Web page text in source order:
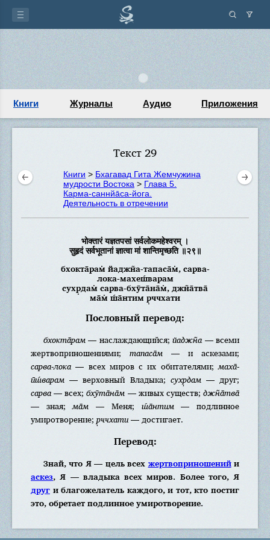
Книги Журналы Аудио Приложения
Текст 29
Книги > Бхагавад Гита Жемчужина
мудрости Востока > Глава 5.
Карма-саннйа̄са-йога.
Деятельность в отречении
भोक्तारं यज्ञतपसां सर्वलोकमहेश्वरम् ।
सुहृदं सर्वभूतानां ज्ञात्वा मां शान्तिमृच्छति ॥२९॥
бхокта̄рам̇ йаджн̃а-тапаса̄м̇, сарва-
лока-махеш́варам
сухр̣дам̇ сарва-бхӯта̄на̄м̇, джн̃а̄тва̄
ма̄м̇ ш́а̄нтим р̣ччхати
Пословный перевод:
бхокта̄рам— наслаждающийся;йаджн̃а— всеми
жертвоприношениями; тапаса̄м — и аскезами;
сарва-лока— всех миров с их обитателями;маха̄-
ӣш́варам — верховный Владыка; сухр̣дам— друг;
сарва— всех;бхӯта̄на̄м — живых существ;джн̃а̄тва̄
— зная;ма̄м — Меня; ш́а̄нтим— подлинное
умиротворение; р̣ччхати— достигает.
Перевод:
Знай, что Я — цель всех жертвоприношенийи
аскез, Я — владыка всех миров. Более того, Я
друг и благожелатель каждого, и тот, кто постиг
это, обретает подлинное умиротворение.